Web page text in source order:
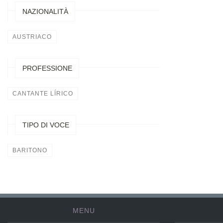
NAZIONALITÀ
AUSTRIACO
PROFESSIONE
CANTANTE LÍRICO
TIPO DI VOCE
BARITONO
MENU